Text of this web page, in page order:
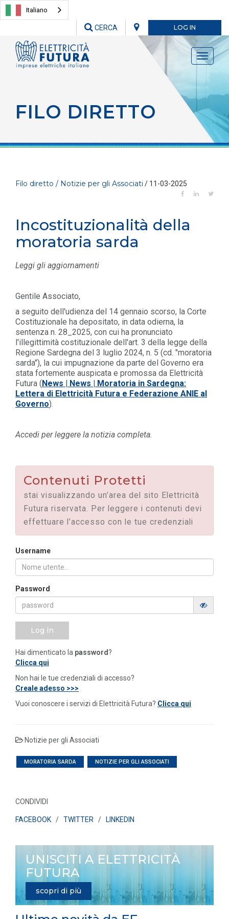
Italiano
LOG IN
CERCA
Toggle
FILO DIRETTO
Filo diretto / Notizie per gli Associati / 11-03-2025
Incostituzionalità della
moratoria sarda
Leggi gli aggiornamenti
Gentile Associato,
a seguito dell'udienza del 14 gennaio scorso, la Corte
Costituzionale ha depositato, in data odierna, la
sentenza n. 28_2025, con cui ha pronunciato
l'illegittimità costituzionale dell'art. 3 della legge della
Regione Sardegna del 3 luglio 2024, n. 5 (cd. "moratoria
sarda"), la cui impugnazione da parte del Governo era
stata fortemente auspicata e promossa da Elettricità
Futura (News | News | Moratoria in Sardegna:
Lettera di Elettricità Futura e Federazione ANIE al
Governo).
Accedi per leggere la notizia completa.
Contenuti Protetti
stai visualizzando un’area del sito Elettricità
Futura riservata. Per leggere i contenuti devi
effettuare l’accesso con le tue credenziali
Username
Password
Log in
Hai dimenticato la password ?
Clicca qui
Non hai le tue credenziali di accesso?
Creale adesso >>>
Vuoi conoscere i servizi di Elettricità Futura? Clicca qui
Notizie per gli Associati
MORATORIA SARDA NOTIZIE PER GLI ASSOCIATI
CONDIVIDI
FACEBOOK / TWITTER / LINKEDIN
UNISCITI A ELETTRICITÀ
FUTURA
scopri di più